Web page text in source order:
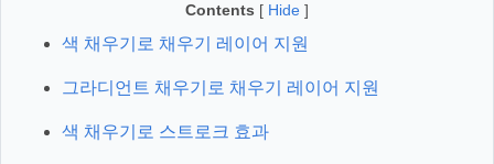
Contents [ Hide ]
색 채우기로 채우기 레이어 지원
그라디언트 채우기로 채우기 레이어 지원
색 채우기로 스트로크 효과